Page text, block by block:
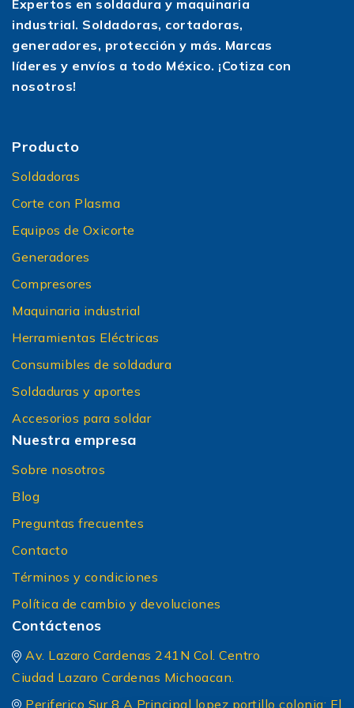
Expertos en soldadura y maquinaria
industrial. Soldadoras, cortadoras,
generadores, protección y más. Marcas
líderes y envíos a todo México. ¡Cotiza con
nosotros!
Producto
Soldadoras
Corte con Plasma
Equipos de Oxicorte
Generadores
Compresores
Maquinaria industrial
Herramientas Eléctricas
Consumibles de soldadura
Soldaduras y aportes
Accesorios para soldar
Nuestra empresa
Sobre nosotros
Blog
Preguntas frecuentes
Contacto
Términos y condiciones
Política de cambio y devoluciones
Contáctenos
Av. Lazaro Cardenas 241N Col. Centro
Ciudad Lazaro Cardenas Michoacan.
Periferico Sur 8 A Principal lopez portillo colonia: El